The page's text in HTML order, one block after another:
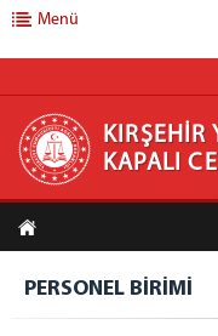
KIRŞEHİR YÜKSEK
İNFAZ
KURUMSAL
Kurum Hakkında
Menü
KIRŞEHİR
KAPALI
PERSONEL BİRİMİ